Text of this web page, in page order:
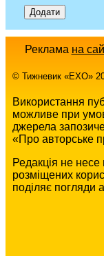
Реклама на
© Тижневик «EХO»
Використання
можливе при
джерела
«Про авторське
Редакція не несе
розміщених
поділяє погляди